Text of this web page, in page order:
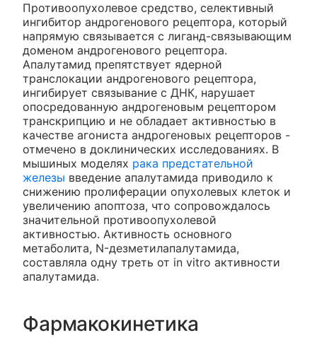
Противоопухолевое средство, селективный
ингибитор андрогенового рецептора, который
напрямую связывается с лиганд-связывающим
доменом андрогенового рецептора.
Апалутамид препятствует ядерной
транслокации андрогенового рецептора,
ингибирует связывание с ДНК, нарушает
опосредованную андрогеновым рецептором
транскрипцию и не обладает активностью в
качестве агониста андрогеновых рецепторов -
отмечено в доклинических исследованиях. В
мышиных моделях рака предстательной
железы введение апалутамида приводило к
снижению пролиферации опухолевых клеток и
увеличению апоптоза, что сопровождалось
значительной противоопухолевой
активностью. Активность основного
метаболита, N-дезметилапалутамида,
составляла одну треть от in vitro активности
апалутамида.
Фармакокинетика